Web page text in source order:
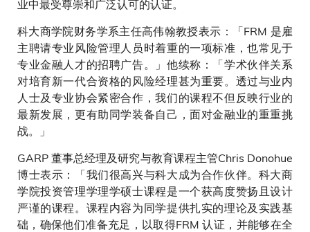
业中最受尊崇和广泛认可的认证。
科大商学院财务学系主任高伟翰教授表示：「FRM 是雇
主聘请专业风险管理人员时着重的一项标准，也常见于
专业金融人才的招聘广告。」他续称：「学术伙伴关系
对培育新一代合资格的风险经理甚为重要。透过与业内
人士及专业协会紧密合作，我们的课程不但反映行业的
最新发展，更有助同学装备自己，面对金融业的重重挑
战。」
GARP 董事总经理及研究与教育课程主管Chris Donohue
博士表示：「我们很高兴与科大成为合作伙伴。科大商
学院投资管理学理学硕士课程是一个获高度赞扬且设计
严谨的课程。课程内容为同学提供扎实的理论及实践基
础，确保他们准备充足，以取得FRM 认证，并能够在全